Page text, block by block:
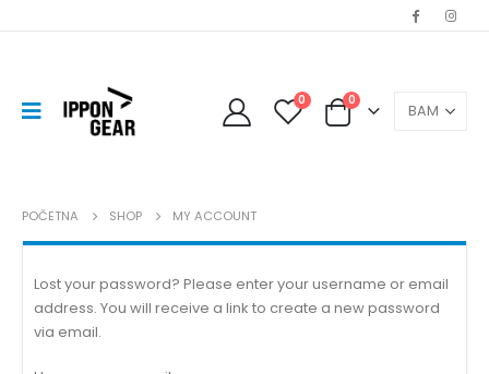
0 0
POČETNA SHOP MY ACCOUNT
Lost your password? Please enter your username or email
address. You will receive a link to create a new password
via email.